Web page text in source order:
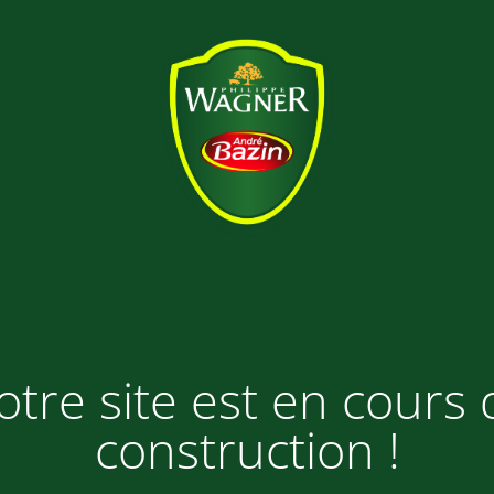
site est en cours
construction !